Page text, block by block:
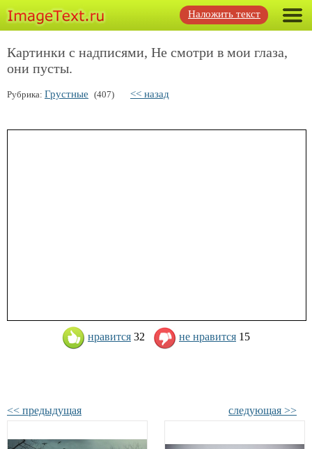
Наложить текст
Картинки с надписями, Не смотри в мои глаза,
они пусты.
Рубрика: Грустные (407) << назад
нравится 32 не нравится 15
<< предыдущая следующая >>